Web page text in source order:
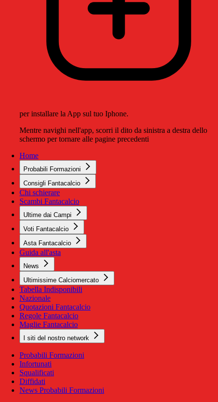
per installare la App sul tuo Iphone.
Mentre navighi nell'app, scorri il dito da sinistra a destra dello
schermo per tornare alle pagine precedenti
Home
Probabili Formazioni
Consigli Fantacalcio
Chi schierare
Scambi Fantacalcio
Ultime dai Campi
Voti Fantacalcio
Asta Fantacalcio
Guida all'asta
News
Ultimissime Calciomercato
Tabella Indisponibili
Nazionale
Quotazioni Fantacalcio
Regole Fantacalcio
Maglie Fantacalcio
I siti del nostro network
Probabili Formazioni
Infortunati
Squalificati
Diffidati
News Probabili Formazioni